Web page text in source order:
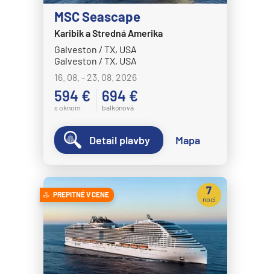
MSC Seascape
Karibik a Stredná Amerika
Galveston / TX, USA
Galveston / TX, USA
16. 08. - 23. 08. 2026
594 €
s oknom
694 €
balkónová
Detail plavby Mapa
PREPITNÉ V CENE 7
nocí